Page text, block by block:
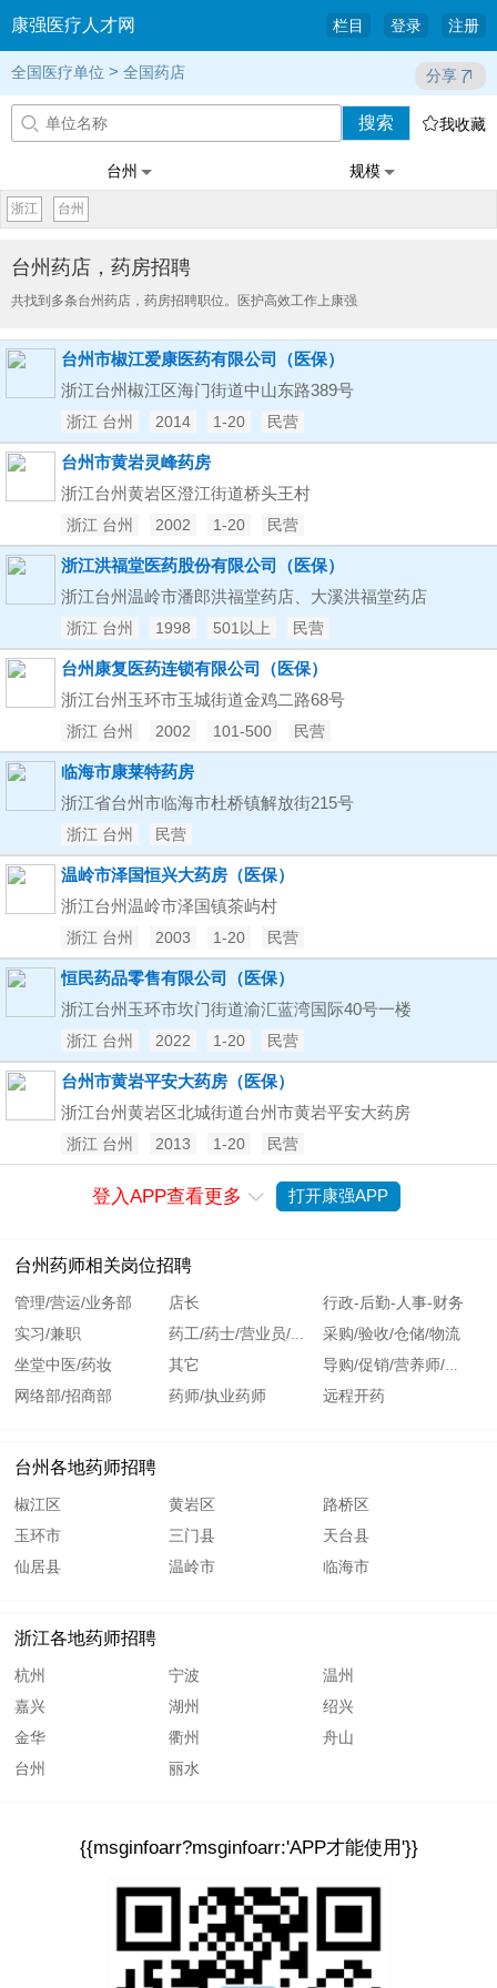
康强医疗人才网 栏目 登录 注册
全国医疗单位 > 全国药店 分享
 搜索 我收藏
台州 规模
浙江 台州
台州药店，药房招聘
共找到多条台州药店，药房招聘职位。医护高效工作上康强
台州市椒江爱康医药有限公司（医保）
浙江台州椒江区海门街道中山东路389号
浙江 台州 2014 1-20 民营
台州市黄岩灵峰药房
浙江台州黄岩区澄江街道桥头王村
浙江 台州 2002 1-20 民营
浙江洪福堂医药股份有限公司（医保）
浙江台州温岭市潘郎洪福堂药店、大溪洪福堂药店
浙江 台州 1998 501以上 民营
台州康复医药连锁有限公司（医保）
浙江台州玉环市玉城街道金鸡二路68号
浙江 台州 2002 101-500 民营
临海市康莱特药房
浙江省台州市临海市杜桥镇解放街215号
浙江 台州 民营
温岭市泽国恒兴大药房（医保）
浙江台州温岭市泽国镇茶屿村
浙江 台州 2003 1-20 民营
恒民药品零售有限公司（医保）
浙江台州玉环市坎门街道渝汇蓝湾国际40号一楼
浙江 台州 2022 1-20 民营
台州市黄岩平安大药房（医保）
浙江台州黄岩区北城街道台州市黄岩平安大药房
浙江 台州 2013 1-20 民营
登入APP查看更多  打开康强APP
台州药师相关岗位招聘
管理/营运/业务部 店长
行政-后勤-人事-财务
实习/兼职
药工/药士/营业员/收银
采购/验收/仓储/物流
坐堂中医/药妆
其它 导购/促销/营养师/健康
网络部/招商部 药师/执业药师 远程开药
台州各地药师招聘
椒江区 黄岩区
路桥区
玉环市
三门县
天台县
仙居县
温岭市 临海市
浙江各地药师招聘
杭州 宁波
温州
嘉兴
湖州
绍兴
金华
衢州
舟山
台州
丽水
{{msginfoarr?msginfoarr:'APP才能使用'}}